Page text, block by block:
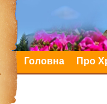
Головна Про